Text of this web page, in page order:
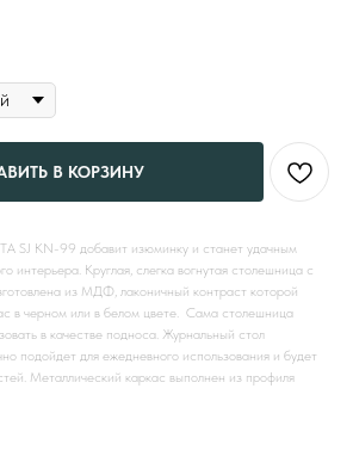
В КОРЗИНУ
SJ KN-99 добавит изюминку и станет удачным
интерьера. Круглая, слегка вогнутая столешница с
из МДФ, лаконичный контраст которой
в черном или в белом цвете. Сама столешница
в качестве подноса. Журнальный стол
подойдет для ежедневного использования и будет
Металлический каркас выполнен из профиля